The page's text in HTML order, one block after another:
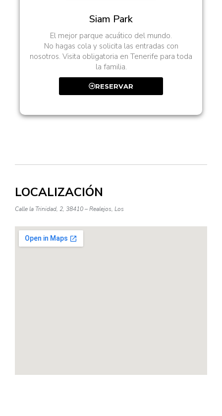
Siam Park
El mejor parque acuático del mundo.
No hagas cola y solicita las entradas con
nosotros. Visita obligatoria en Tenerife para toda
la familia.
RESERVAR
LOCALIZACIÓN
Calle la Trinidad, 2, 38410 – Realejos, Los